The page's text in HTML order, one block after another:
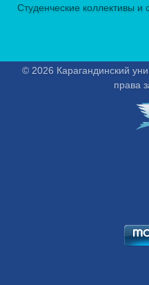
Студенческие коллективы и
© 2026 Карагандинский
права